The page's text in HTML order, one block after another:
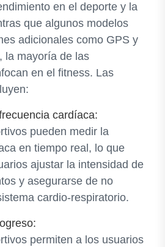
en el deporte y la
que algunos modelos
adicionales como GPS y
la mayoría de las
en el fitness. Las
cardíaca:
pueden medir la
en tiempo real, lo que
ajustar la intensidad de
y asegurarse de no
cardio-respiratorio.
permiten a los usuarios